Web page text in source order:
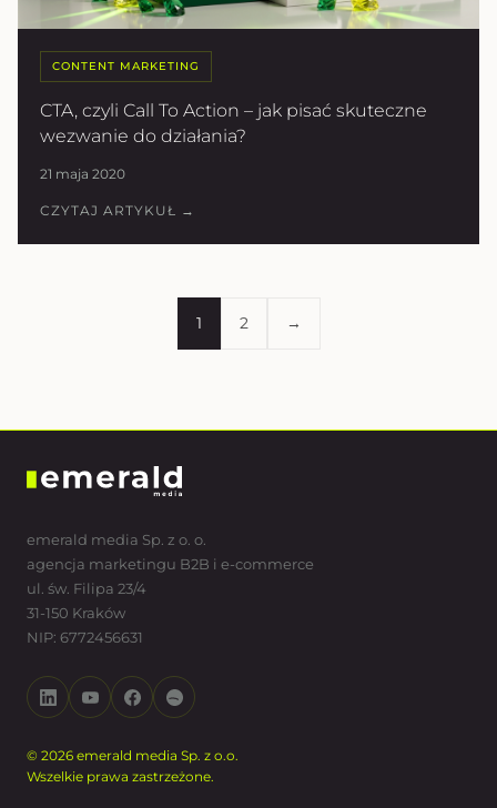
CONTENT MARKETING
CTA, czyli Call To Action – jak pisać skuteczne
wezwanie do działania?
21 maja 2020
CZYTAJ ARTYKUŁ →
1 2 →
emerald media Sp. z o. o.
agencja marketingu B2B i e-commerce
ul. św. Filipa 23/4
31-150 Kraków
NIP: 6772456631
© 2026 emerald media Sp. z o.o.
Wszelkie prawa zastrzeżone.